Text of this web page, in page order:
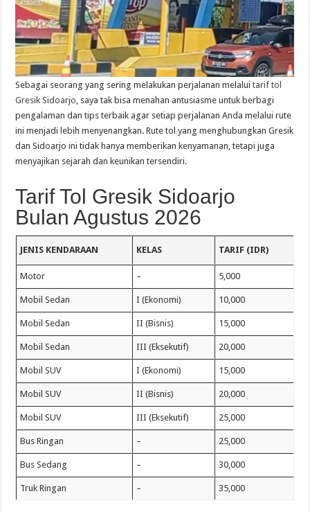
Sebagai seorang yang sering melakukan perjalanan melaluitarif tol
Gresik Sidoarjo , saya tak bisa menahan antusiasme untuk berbagi
pengalaman dan tips terbaik agar setiap perjalanan Anda melalui rute
ini menjadi lebih menyenangkan. Rute tol yang menghubungkan Gresik
dan Sidoarjo ini tidak hanya memberikan kenyamanan, tetapi juga
menyajikan sejarah dan keunikan tersendiri.
Tarif Tol Gresik Sidoarjo
Bulan Agustus 2026
JENIS KENDARAAN KELAS TARIF (IDR)
Motor – 5,000
Mobil Sedan I (Ekonomi) 10,000
Mobil Sedan II (Bisnis) 15,000
Mobil Sedan III (Eksekutif) 20,000
Mobil SUV I (Ekonomi) 15,000
Mobil SUV II (Bisnis) 20,000
Mobil SUV III (Eksekutif) 25,000
Bus Ringan – 25,000
Bus Sedang – 30,000
Truk Ringan – 35,000